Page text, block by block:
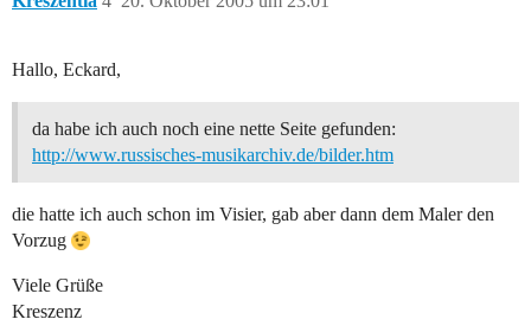
Hallo, Eckard,
da habe ich auch noch eine nette Seite gefunden:
http://www.russisches-musikarchiv.de/bilder.htm
die hatte ich auch schon im Visier, gab aber dann dem Maler den
Vorzug
Viele Grüße
Kreszenz